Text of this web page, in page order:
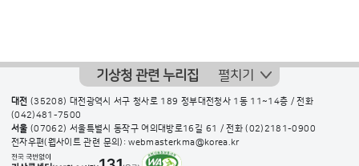
기상청 관련 누리집 펼치기
대전 (35208) 대전광역시 서구 청사로 189 정부대전청사 1동 11~14층 / 전화
(042)481-7500
서울 (07062) 서울특별시 동작구 여의대방로16길 61 / 전화(02)2181-0900
전자우편(웹사이트 관련 문의): webmasterkma@korea.kr